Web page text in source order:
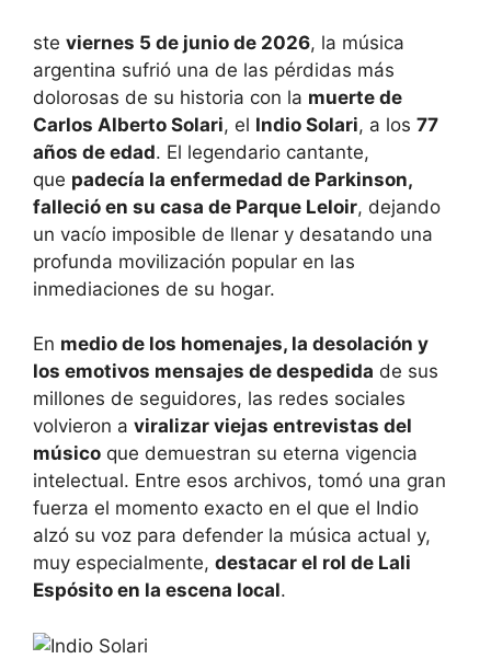
ste viernes 5 de junio de 2026, la música
argentina sufrió una de las pérdidas más
dolorosas de su historia con la muerte de
Carlos Alberto Solari, el Indio Solari, a los 77
años de edad. El legendario cantante,
que padecía la enfermedad de Parkinson,
falleció en su casa de Parque Leloir, dejando
un vacío imposible de llenar y desatando una
profunda movilización popular en las
inmediaciones de su hogar.
En medio de los homenajes, la desolación y
los emotivos mensajes de despedida de sus
millones de seguidores, las redes sociales
volvieron a viralizar viejas entrevistas del
músico que demuestran su eterna vigencia
intelectual. Entre esos archivos, tomó una gran
fuerza el momento exacto en el que el Indio
alzó su voz para defender la música actual y,
muy especialmente, destacar el rol de Lali
Espósito en la escena local.